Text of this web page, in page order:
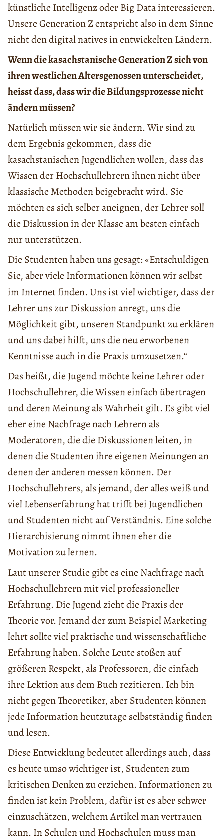
künstliche Intelligenz oder Big Data interessieren.
Unsere Generation Z entspricht also in dem Sinne
nicht den digital natives in entwickelten Ländern.
Wenn die kasachstanische Generation Z sich von
ihren westlichen Altersgenossen unterscheidet,
heisst dass, dass wir die Bildungsprozesse nicht
ändern müssen?
Natürlich müssen wir sie ändern. Wir sind zu
dem Ergebnis gekommen, dass die
kasachstanischen Jugendlichen wollen, dass das
Wissen der Hochschullehrern ihnen nicht über
klassische Methoden beigebracht wird. Sie
möchten es sich selber aneignen, der Lehrer soll
die Diskussion in der Klasse am besten einfach
nur unterstützen.
Die Studenten haben uns gesagt: «Entschuldigen
Sie, aber viele Informationen können wir selbst
im Internet finden. Uns ist viel wichtiger, dass der
Lehrer uns zur Diskussion anregt, uns die
Möglichkeit gibt, unseren Standpunkt zu erklären
und uns dabei hilft, uns die neu erworbenen
Kenntnisse auch in die Praxis umzusetzen.“
Das heißt, die Jugend möchte keine Lehrer oder
Hochschullehrer, die Wissen einfach übertragen
und deren Meinung als Wahrheit gilt. Es gibt viel
eher eine Nachfrage nach Lehrern als
Moderatoren, die die Diskussionen leiten, in
denen die Studenten ihre eigenen Meinungen an
denen der anderen messen können. Der
Hochschullehrers, als jemand, der alles weiß und
viel Lebenserfahrung hat trifft bei Jugendlichen
und Studenten nicht auf Verständnis. Eine solche
Hierarchisierung nimmt ihnen eher die
Motivation zu lernen.
Laut unserer Studie gibt es eine Nachfrage nach
Hochschullehrern mit viel professioneller
Erfahrung. Die Jugend zieht die Praxis der
Theorie vor. Jemand der zum Beispiel Marketing
lehrt sollte viel praktische und wissenschaftliche
Erfahrung haben. Solche Leute stoßen auf
größeren Respekt, als Professoren, die einfach
ihre Lektion aus dem Buch rezitieren. Ich bin
nicht gegen Theoretiker, aber Studenten können
jede Information heutzutage selbstständig finden
und lesen.
Diese Entwicklung bedeutet allerdings auch, dass
es heute umso wichtiger ist, Studenten zum
kritischen Denken zu erziehen. Informationen zu
finden ist kein Problem, dafür ist es aber schwer
einzuschätzen, welchem Artikel man vertrauen
kann. In Schulen und Hochschulen muss man